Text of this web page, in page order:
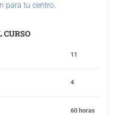
para tu centro.
CURSO
11
4
60 horas